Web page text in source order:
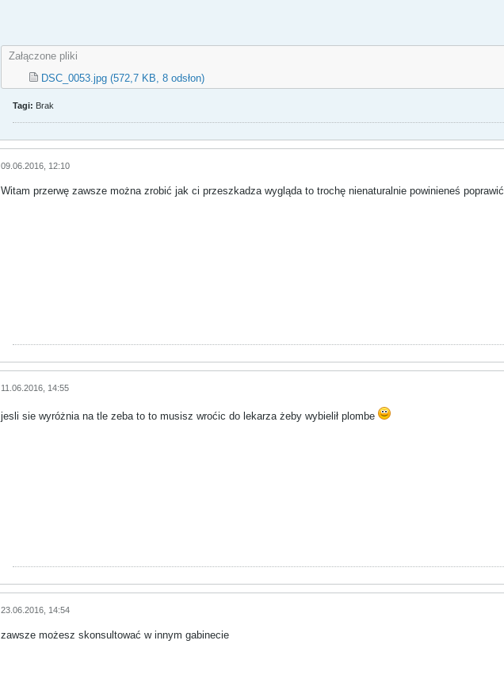
Załączone pliki
DSC_0053.jpg (572,7 KB, 8 odsłon)
Tagi: Brak
09.06.2016, 12:10
Witam przerwę zawsze można zrobić jak ci przeszkadza wygląda to trochę nienaturalnie powinieneś poprawić
11.06.2016, 14:55
jesli sie wyróżnia na tle zeba to to musisz wroćic do lekarza żeby wybielił plombe
23.06.2016, 14:54
zawsze możesz skonsultować w innym gabinecie